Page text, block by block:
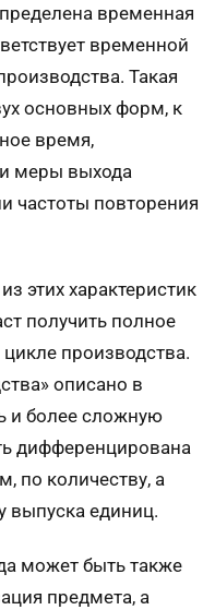
временная
временной
Такая
основных форм, к
время,
меры выхода
частоты повторения
этих характеристик
получить полное
производства.
описано в
и более сложную
дифференцирована
по количеству, а
выпуска единиц.
может быть также
предмета, а